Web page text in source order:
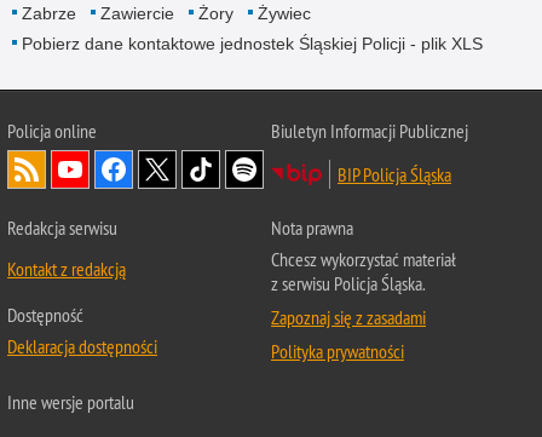
Zabrze
Zawiercie Żory
Żywiec
Pobierz dane kontaktowe jednostek Śląskiej Policji - plik XLS
Policja online
Biuletyn Informacji Publicznej
BIP Policja Śląska
Redakcja serwisu
Kontakt z redakcją
Dostępność
Deklaracja dostępności
Nota prawna
Chcesz wykorzystać materiał
z serwisu Policja Śląska.
Zapoznaj się z zasadami
Polityka prywatności
Inne wersje portalu